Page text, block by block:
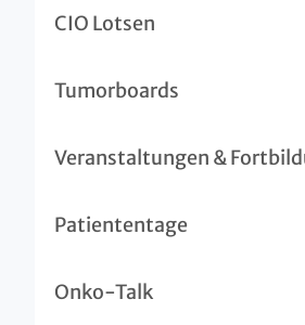
CIO Lotsen
Tumorboards
Veranstaltungen &
Patiententage
Onko-Talk